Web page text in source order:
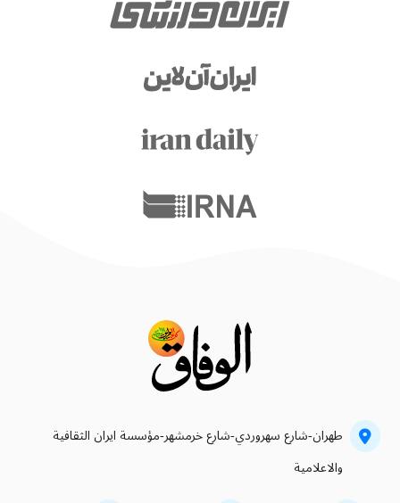
طهران-شارع سهروردي-شارع خرمشهر-مؤسسة ايران الثقافية
والاعلامية